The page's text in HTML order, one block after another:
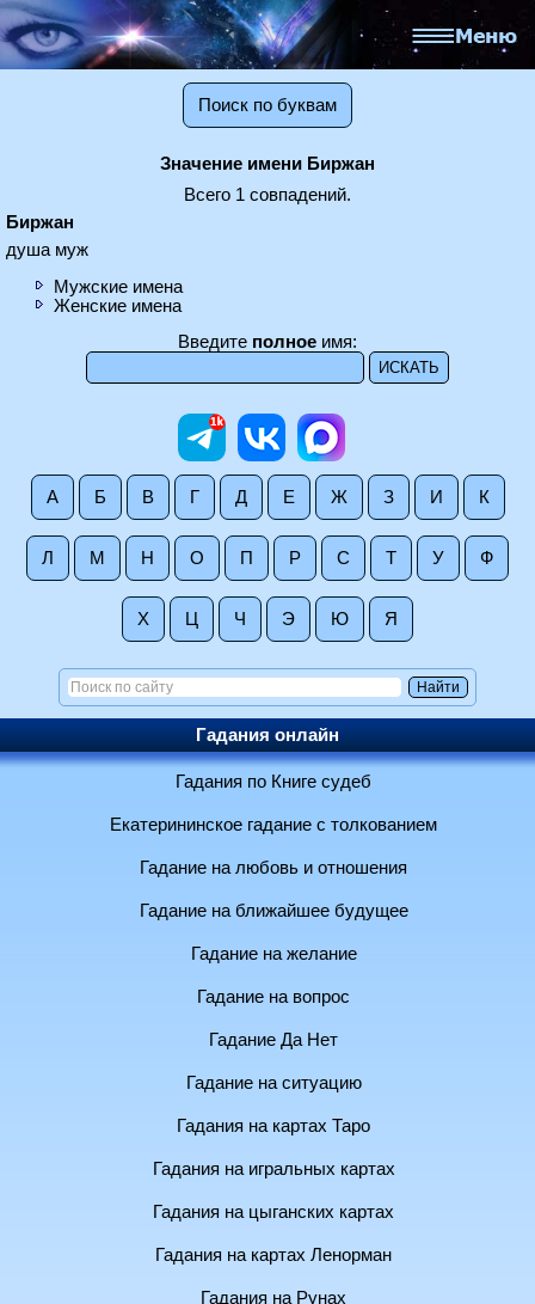
Поиск по буквам
Значение имени Биржан
Всего 1 совпадений.
Биржан
душа муж
Мужские имена
Женские имена
Введите полное имя:
А Б В Г Д Е Ж З И К
Л М Н О П Р С Т У Ф
Х Ц Ч Э Ю Я
Гадания онлайн
Гадания по Книге судеб
Екатерининское гадание с толкованием
Гадание на любовь и отношения
Гадание на ближайшее будущее
Гадание на желание
Гадание на вопрос
Гадание Да Нет
Гадание на ситуацию
Гадания на картах Таро
Гадания на игральных картах
Гадания на цыганских картах
Гадания на картах Ленорман
Гадания на Рунах